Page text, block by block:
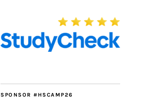
SPONSOR #HSCAMP26